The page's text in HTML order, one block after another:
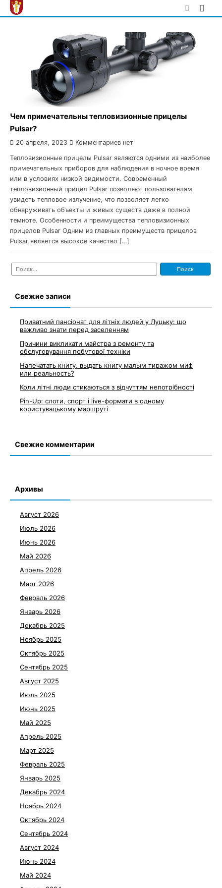
Skip
to
Чем примечательны тепловизионные прицелы
Pulsar?
20 апреля, 2023 Комментариев нет
Тепловизионные прицелы Pulsar являются одними из наиболее
примечательных приборов для наблюдения в ночное время
или в условиях низкой видимости. Современный
тепловизионный прицел Pulsar позволяют пользователям
увидеть тепловое излучение, что позволяет легко
обнаруживать объекты и живых существ даже в полной
темноте. Особенности и преимущества тепловизионных
прицелов Pulsar Одним из главных преимуществ прицелов
Pulsar является высокое качество […]
Найти:
Свежие записи
Приватний пансіонат для літніх людей у Луцьку: що
важливо знати перед заселенням
Причини викликати майстра з ремонту та
обслуговування побутової техніки
Напечатать книгу, выдать книгу малым тиражом миф
или реальность?
Коли літні люди стикаються з відчуттям непотрібності
Pin-Up: слоти, спорт і live-формати в одному
користувацькому маршруті
Свежие комментарии
Архивы
Август 2026
Июль 2026
Июнь 2026
Май 2026
Апрель 2026
Март 2026
Февраль 2026
Январь 2026
Декабрь 2025
Ноябрь 2025
Октябрь 2025
Сентябрь 2025
Август 2025
Июль 2025
Июнь 2025
Май 2025
Апрель 2025
Март 2025
Февраль 2025
Январь 2025
Декабрь 2024
Ноябрь 2024
Октябрь 2024
Сентябрь 2024
Август 2024
Июнь 2024
Май 2024